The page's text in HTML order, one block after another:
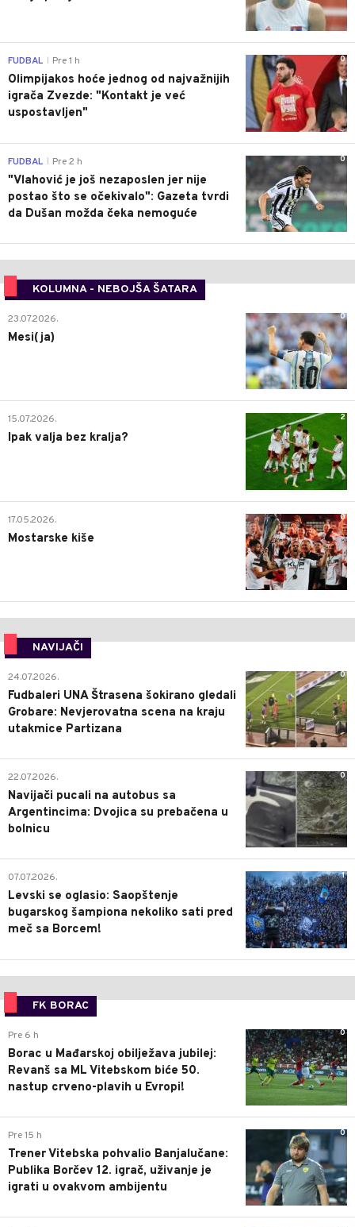
0
FUDBAL Pre 1 h
Olimpijakos hoće jednog od najvažnijih
igrača Zvezde: "Kontakt je već
uspostavljen"
0
FUDBAL Pre 2 h
"Vlahović je još nezaposlen jer nije
postao što se očekivalo": Gazeta tvrdi
da Dušan možda čeka nemoguće
KOLUMNA - NEBOJŠA ŠATARA
0
23.07.2026.
Mesi(ja)
2
15.07.2026.
Ipak valja bez kralja?
0
17.05.2026.
Mostarske kiše
NAVIJAČI
0
24.07.2026.
Fudbaleri UNA Štrasena šokirano gledali
Grobare: Nevjerovatna scena na kraju
utakmice Partizana
0
22.07.2026.
Navijači pucali na autobus sa
Argentincima: Dvojica su prebačena u
bolnicu
1
07.07.2026.
Levski se oglasio: Saopštenje
bugarskog šampiona nekoliko sati pred
meč sa Borcem!
FK BORAC
0
Pre 6 h
Borac u Mađarskoj obilježava jubilej:
Revanš sa ML Vitebskom biće 50.
nastup crveno-plavih u Evropi!
0
Pre 15 h
Trener Vitebska pohvalio Banjalučane:
Publika Borčev 12. igrač, uživanje je
igrati u ovakvom ambijentu